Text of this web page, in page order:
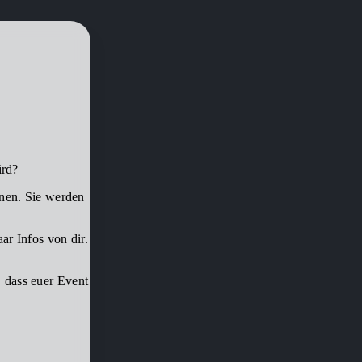
Sie werden
Infos von dir.
euer Event